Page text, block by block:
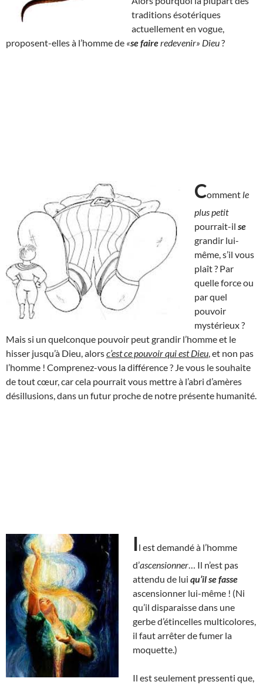
traditions ésotériques
actuellement en vogue,
proposent-elles à l’homme de «se faireredevenir» Dieu?
Comment le
plus petit
pourrait-il se
grandir lui-
même, s’il vous
plaît ? Par
quelle force ou
par quel
pouvoir
mystérieux ?
Mais si un quelconque pouvoir peut grandir l’homme et le
hisser jusqu’à Dieu, alorsc’est ce pouvoir qui est Dieu , et non pas
l’homme ! Comprenez-vous la différence ? Je vous le souhaite
de tout cœur, car cela pourrait vous mettre à l’abri d’amères
désillusions, dans un futur proche de notre présente humanité.
Il est demandé à l’homme
d’ascensionner … Il n’est pas
attendu de lui qu’il se fasse
ascensionner lui-même ! (Ni
qu’il disparaisse dans une
gerbe d’étincelles multicolores,
il faut arrêter de fumer la
moquette.)
Il est seulement pressenti que,